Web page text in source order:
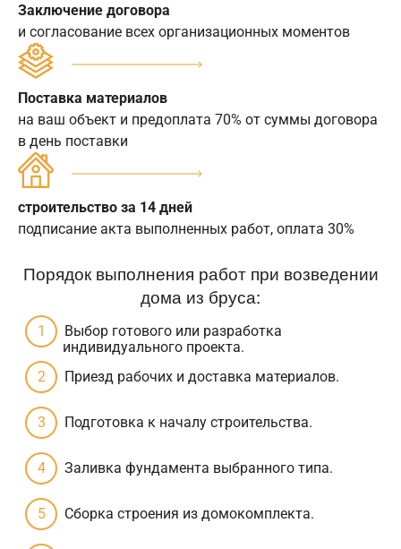
Заключение договора
и согласование всех организационных моментов
Поставка материалов
на ваш объект и предоплата 70% от суммы договора
в день поставки
строительство за 14 дней
подписание акта выполненных работ, оплата 30%
Порядок выполнения работ при возведении
дома из бруса:
Выбор готового или разработка
индивидуального проекта.
Приезд рабочих и доставка материалов.
Подготовка к началу строительства.
Заливка фундамента выбранного типа.
Сборка строения из домокомплекта.